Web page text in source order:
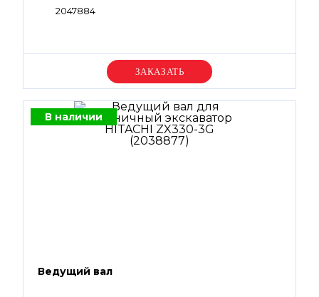
2047884
Уточняйте цену
В наличии
Ведущий вал